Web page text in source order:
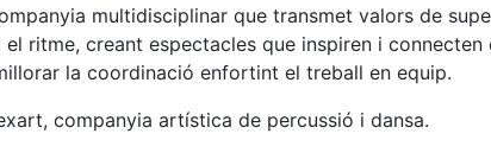
multidisciplinar que transmet valors de
el ritme, creant espectacles que inspiren i connecten
la coordinació enfortint el treball en equip.
companyia artística de percussió i dansa.